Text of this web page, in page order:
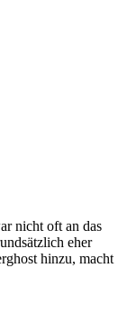
nicht oft an das
eher
hinzu, macht